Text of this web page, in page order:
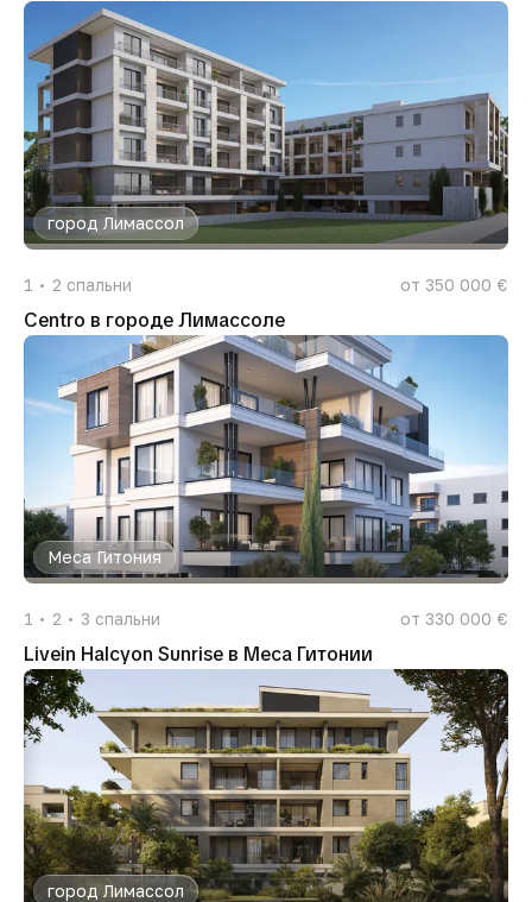
город Лимассол
1 2 спальни от 350 000 €
Centro в городе Лимассоле
Меса Гитония
1 2 3 спальни от 330 000 €
Livein Halcyon Sunrise в Меса Гитонии
город Лимассол